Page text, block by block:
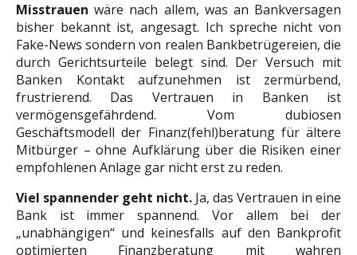
Misstrauen wäre nach allem, was an Bankversagen
bisher bekannt ist, angesagt. Ich spreche nicht von
Fake-News sondern von realen Bankbetrügereien, die
durch Gerichtsurteile belegt sind. Der Versuch mit
Banken Kontakt aufzunehmen ist zermürbend,
frustrierend. Das Vertrauen in Banken ist
vermögensgefährdend. Vom dubiosen
Geschäftsmodell der Finanz(fehl)beratung für ältere
Mitbürger – ohne Aufklärung über die Risiken einer
empfohlenen Anlage gar nicht erst zu reden.
Viel spannender geht nicht. Ja, das Vertrauen in eine
Bank ist immer spannend. Vor allem bei der
„unabhängigen“ und keinesfalls auf den Bankprofit
optimierten Finanzberatung mit wahren